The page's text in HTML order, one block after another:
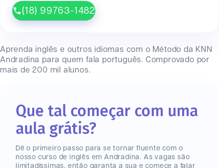
Aprenda inglês e outros idiomas com o Método da KNN
Andradina para quem fala português. Comprovado por
mais de 200 mil alunos.
(18) 99763-1482
Que tal começar com uma
aula grátis?
Dê o primeiro passo para se tornar fluente com o
nosso curso de inglês em Andradina. As vagas são
limitadíssimas, então garanta a sua e comece a falar